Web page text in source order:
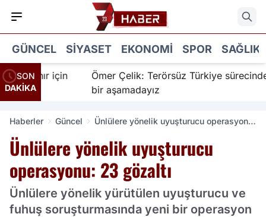
GÜNCEL SIYASET EKONOMI SPOR SAĞLIK
SON
DAKİKA
İnanır için
Ömer Çelik: Terörsüz Türkiye sürecinde
bir aşamadayız
Haberler Güncel
Ünlülere yönelik uyuşturucu operasyonu:
Ünlülere yönelik uyuşturucu
operasyonu: 23 gözaltı
Ünlülere yönelik yürütülen uyuşturucu ve
fuhuş soruşturmasında yeni bir operasyon